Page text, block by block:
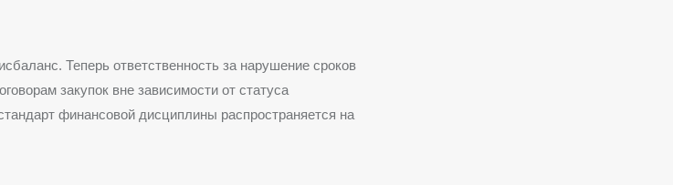
Теперь ответственность за нарушение сроков
закупок вне зависимости от статуса
финансовой дисциплины распространяется на